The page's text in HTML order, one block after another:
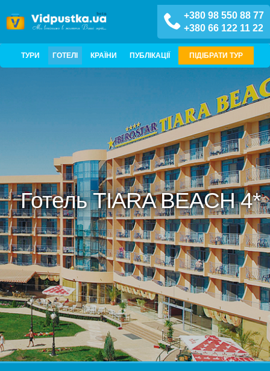
+380 98 550 88 77
+380 66 122 11 22
ТУРИ ГОТЕЛІ КРАЇНИ ПУБЛІКАЦІЇ ПІДІБРАТИ ТУР
Готель TIARA BEACH 4*